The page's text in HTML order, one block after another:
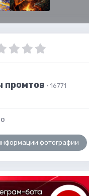
промтов · 16771
фотографии